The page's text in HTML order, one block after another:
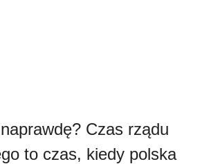
Czas rządu
to czas, kiedy polska